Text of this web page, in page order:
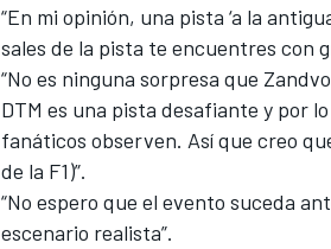
“En mi opinión, una pista ‘a la
sales de la pista te encuentres con
“No es ninguna sorpresa que
DTM es una pista desafiante y por
fanáticos observen. Así que creo
de la F1)”.
“No espero que el evento suceda
escenario realista”.